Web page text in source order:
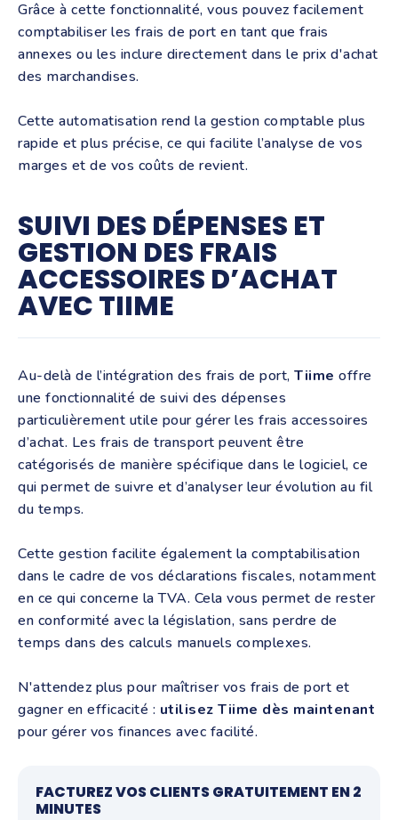
Grâce à cette fonctionnalité, vous pouvez facilement
comptabiliser les frais de port en tant que frais
annexes ou les inclure directement dans le prix d'achat
des marchandises.
Cette automatisation rend la gestion comptable plus
rapide et plus précise, ce qui facilite l’analyse de vos
marges et de vos coûts de revient.
SUIVI DES DÉPENSES ET
GESTION DES FRAIS
ACCESSOIRES D’ACHAT
AVEC TIIME
Au-delà de l’intégration des frais de port, Tiime offre
une fonctionnalité de suivi des dépenses
particulièrement utile pour gérer les frais accessoires
d’achat. Les frais de transport peuvent être
catégorisés de manière spécifique dans le logiciel, ce
qui permet de suivre et d’analyser leur évolution au fil
du temps.
Cette gestion facilite également la comptabilisation
dans le cadre de vos déclarations fiscales, notamment
en ce qui concerne la TVA. Cela vous permet de rester
en conformité avec la législation, sans perdre de
temps dans des calculs manuels complexes.
N'attendez plus pour maîtriser vos frais de port et
gagner en efficacité : utilisez Tiime dès maintenant
pour gérer vos finances avec facilité.
FACTUREZ VOS CLIENTS GRATUITEMENT EN 2
MINUTES